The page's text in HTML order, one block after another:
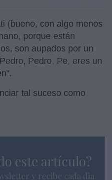
(bueno, con algo menos
porque están
son aupados por un
Pedro, Pe, eres un
tal suceso como
este artículo?
y recibe cada dia